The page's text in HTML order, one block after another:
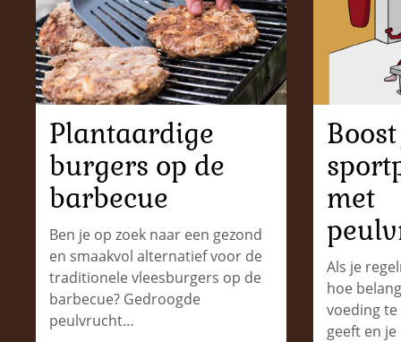
Plantaardige
burgers op de
barbecue
Ben je op zoek naar een gezond
en smaakvol alternatief voor de
traditionele vleesburgers op de
barbecue? Gedroogde
peulvrucht…
met
Als je
hoe
voeding te
geeft en